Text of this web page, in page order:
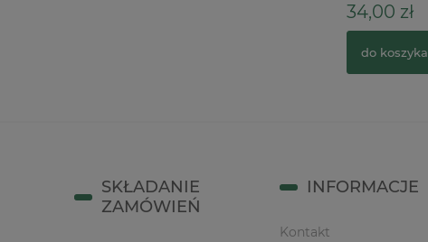
34,00 zł
do koszyka
SKŁADANIE
ZAMÓWIEŃ
INFORMACJE
Kontakt